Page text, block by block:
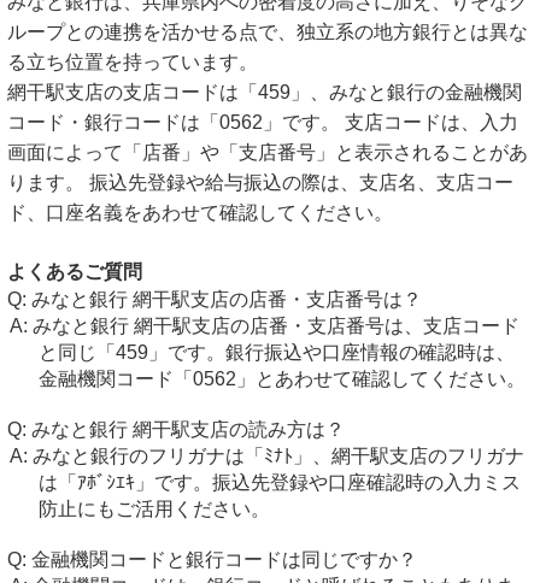
ループとの連携を活かせる点で、独立系の地方銀行とは異な
る立ち位置を持っています。
網干駅支店の支店コードは「459」、みなと銀行の金融機関
コード・銀行コードは「0562」です。 支店コードは、入力
画面によって「店番」や「支店番号」と表示されることがあ
ります。 振込先登録や給与振込の際は、支店名、支店コー
ド、口座名義をあわせて確認してください。
よくあるご質問
みなと銀行 網干駅支店の店番・支店番号は？
みなと銀行 網干駅支店の店番・支店番号は、支店コード
と同じ「459」です。銀行振込や口座情報の確認時は、
金融機関コード「0562」とあわせて確認してください。
みなと銀行 網干駅支店の読み方は？
みなと銀行のフリガナは「ﾐﾅﾄ」、網干駅支店のフリガナ
は「ｱﾎﾞｼｴｷ」です。振込先登録や口座確認時の入力ミス
防止にもご活用ください。
金融機関コードと銀行コードは同じですか？